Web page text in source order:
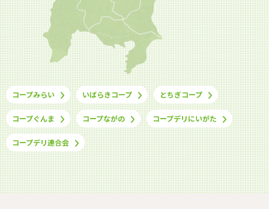
コープみらい いばらきコープ とちぎコープ
コープぐんま コープながの コープデリにいがた
コープデリ連合会